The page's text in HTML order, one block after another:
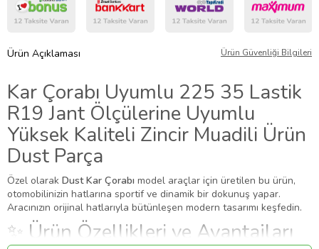
Ürün Açıklaması Ürün Güvenliği Bilgileri
Kar Çorabı Uyumlu 225 35 Lastik
R19 Jant Ölçülerine Uyumlu
Yüksek Kaliteli Zincir Muadili Ürün
Dust Parça
Özel olarak Dust Kar Çorabı model araçlar için üretilen bu ürün,
otomobilinizin hatlarına sportif ve dinamik bir dokunuş yapar.
Aracınızın orijinal hatlarıyla bütünleşen modern tasarımı keşfedin.
✨ Ürün Özellikleri ve Avantajları